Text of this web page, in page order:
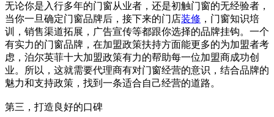
无论你是入行多年的门窗从业者，还是初触门窗的无经验者，
当你一旦确定门窗品牌后，接下来的门店装修 ，门窗知识培
训，销售渠道拓展，广告宣传等都跟你选择的品牌挂钩。一个
有实力的门窗品牌，在加盟政策扶持方面能更多的为加盟者考
虑，泊尔英菲十大加盟政策有力的帮助每一位加盟商成功创
业。所以，这就需要代理商有对门窗经营的意识，结合品牌的
魅力和支持政策，找到一条适合自己经营的道路。
第三，打造良好的口碑